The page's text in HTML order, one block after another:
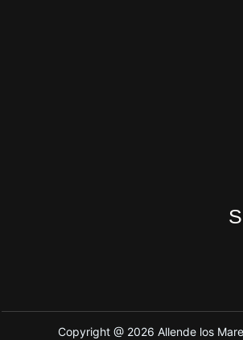
Copyright @ 2026 Allende los